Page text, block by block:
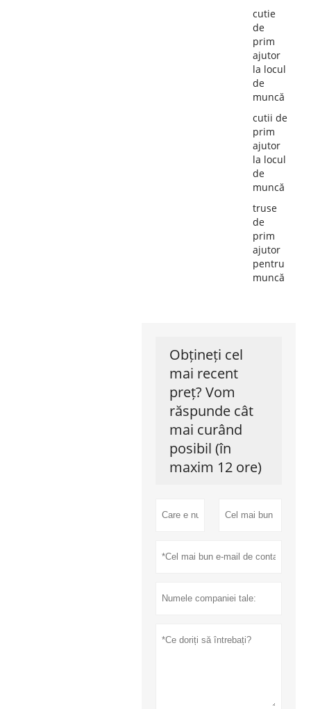
cutie
de
prim
ajutor
la locul
de
muncă
cutii de
prim
ajutor
la locul
de
muncă
truse
de
prim
ajutor
pentru
muncă
Obțineți cel
mai recent
preț? Vom
răspunde cât
mai curând
posibil (în
maxim 12 ore)